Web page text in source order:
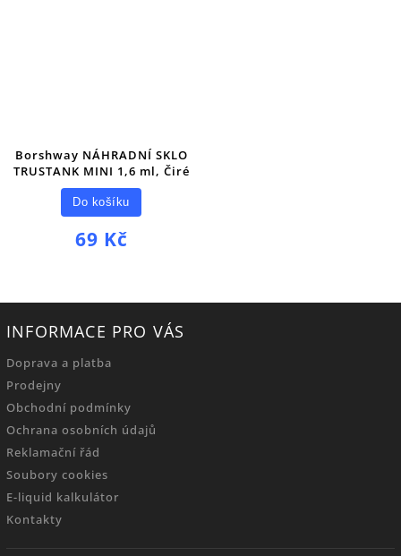
Borshway NÁHRADNÍ SKLO
TRUSTANK MINI 1,6 ml, Čiré
69 Kč
Do košíku
INFORMACE PRO VÁS
Doprava a platba
Prodejny
Obchodní podmínky
Ochrana osobních údajů
Reklamační řád
Soubory cookies
E-liquid kalkulátor
Kontakty